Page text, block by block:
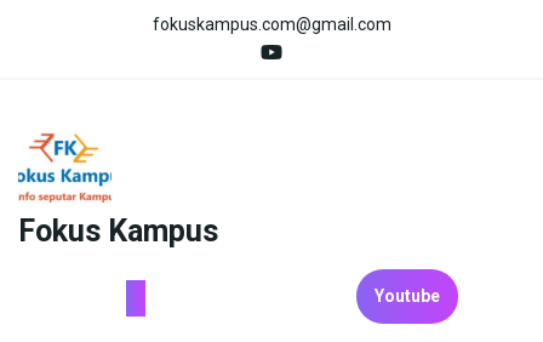
fokuskampus.com@gmail.com
Fokus Kampus
Youtube